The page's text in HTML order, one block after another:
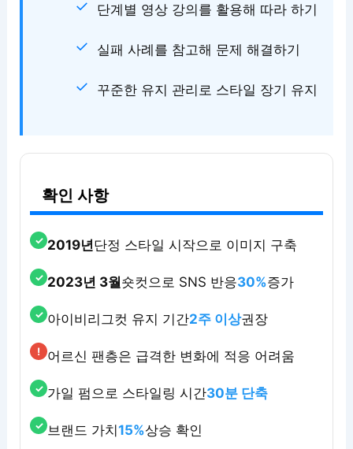
단계별 영상 강의를 활용해 따라 하기
실패 사례를 참고해 문제 해결하기
꾸준한 유지 관리로 스타일 장기 유지
확인 사항
2019년단정 스타일 시작으로 이미지 구축
2023년 3월 숏컷으로 SNS 반응30%증가
아이비리그컷 유지 기간2주 이상권장
어르신 팬층은 급격한 변화에 적응 어려움
가일 펌으로 스타일링 시간30분 단축
브랜드 가치15%상승 확인